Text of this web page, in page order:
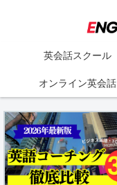
英会話スクール
オンライン英会話